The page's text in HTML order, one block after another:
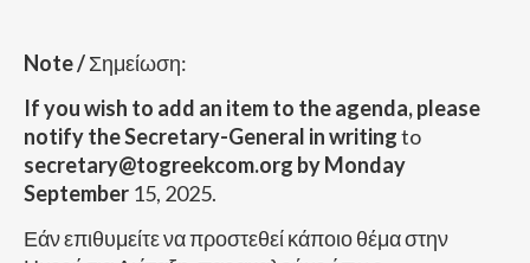
Note /Σημείωση:
If you wish to add an item to the agenda, please
notify the Secretary-General in writingto
secretary@togreekcom.org by Monday
September 15, 2025.
Εάν επιθυμείτε να προστεθεί κάποιο θέμα στην